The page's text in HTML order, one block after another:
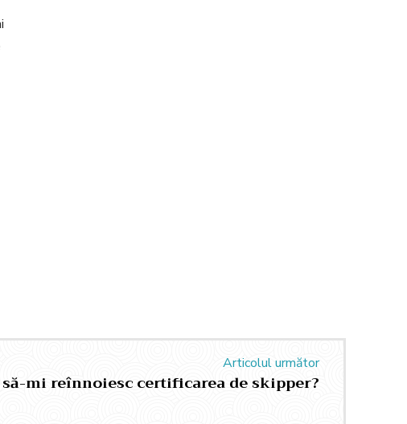
Articolul următor
să-mi reînnoiesc certificarea de skipper?